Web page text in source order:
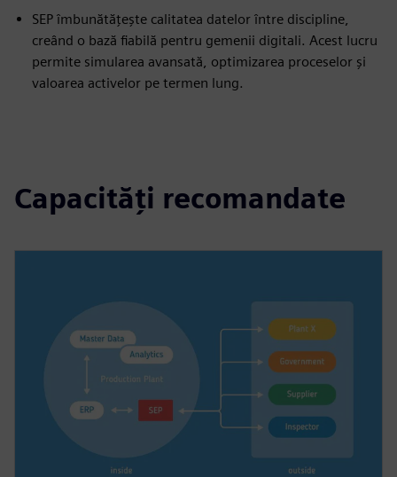
SEP îmbunătățește calitatea datelor între discipline,
creând o bază fiabilă pentru gemenii digitali. Acest lucru
permite simularea avansată, optimizarea proceselor și
valoarea activelor pe termen lung.
Capacități recomandate